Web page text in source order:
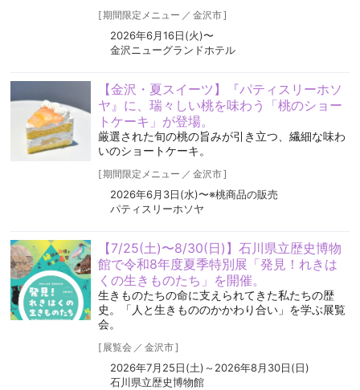
[期間限定メニュー ／ 金沢市]
2026年6月16日(火)〜
金沢ニューグランドホテル
【金沢・夏スイーツ】『パティスリーホソ
ヤ』に、瑞々しい桃を味わう「桃のショー
トケーキ」が登場。
厳選された旬の桃の旨みが引き立つ、繊細な味わ
いのショートケーキ。
[期間限定メニュー ／ 金沢市]
2026年6月3日(水)〜※桃商品の販売
パティスリーホソヤ
【7/25(土)〜8/30(日)】石川県立歴史博物
館で令和8年度夏季特別展「発見！れきは
くの生きものたち」を開催。
生きものたちの命に支えられてきた私たちの歴
史。「人と生きもののかかわり合い」を学ぶ展覧
会。
[ 展覧会 ／ 金沢市]
2026年7月25日(土)～2026年8月30日(日)
石川県立歴史博物館